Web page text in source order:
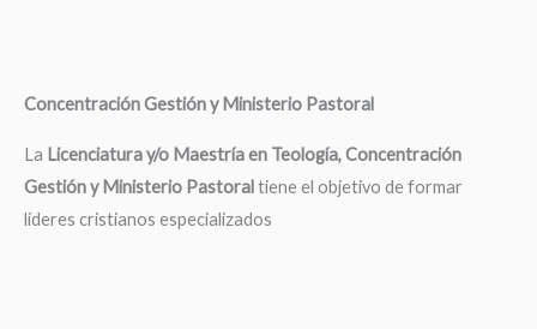
Concentración Gestión y Ministerio Pastoral
La Licenciatura y/o Maestría en Teología, Concentración
Gestión y Ministerio Pastoraltiene el objetivo de formar
líderes cristianos especializados